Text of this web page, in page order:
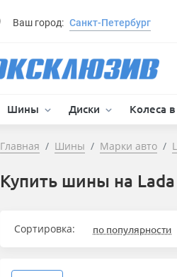
Ваш город: Санкт-Петербург
Шины Диски Колеса
Главная Шины Марки авто
Купить шины на
Сортировка: по популярности